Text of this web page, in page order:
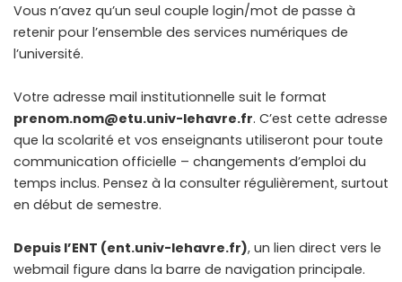
Vous n’avez qu’un seul couple login/mot de passe à
retenir pour l’ensemble des services numériques de
l’université.
Votre adresse mail institutionnelle suit le format
prenom.nom@etu.univ-lehavre.fr. C’est cette adresse
que la scolarité et vos enseignants utiliseront pour toute
communication officielle – changements d’emploi du
temps inclus. Pensez à la consulter régulièrement, surtout
en début de semestre.
Depuis l’ENT (ent.univ-lehavre.fr), un lien direct vers le
webmail figure dans la barre de navigation principale.